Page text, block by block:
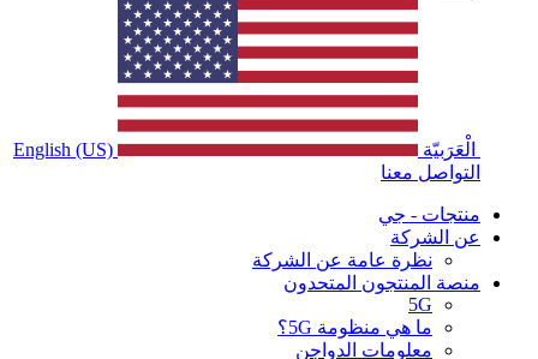
الْعَرَبيّة
English (US)
التواصل معنا
منتجات - جي
عن الشركة
نظرة عامة عن الشركة
منصة المنتجون المتحدون
5G
ما هي منظومة 5G؟
معلومات الدواجن